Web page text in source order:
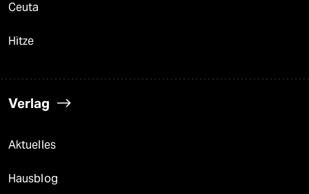
Ceuta
Hitze
Verlag
Aktuelles
Hausblog